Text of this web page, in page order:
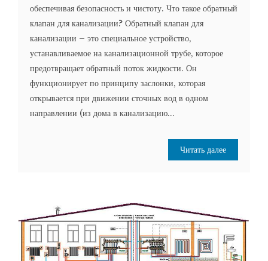
обеспечивая безопасность и чистоту. Что такое обратный
клапан для канализации? Обратный клапан для
канализации – это специальное устройство,
устанавливаемое на канализационной трубе, которое
предотвращает обратный поток жидкости. Он
функционирует по принципу заслонки, которая
открывается при движении сточных вод в одном
направлении (из дома в канализацию...
Читать далее